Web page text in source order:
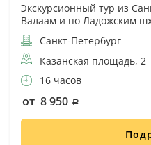
Экскурсионный тур из
Валаам и по Ладожским
Санкт-Петербург
Казанская площадь, 2
16 часов
от 8 950